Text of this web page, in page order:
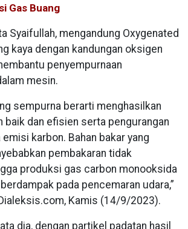
Gas Buang
Syaifullah, mengandung Oxygenated
kaya dengan kandungan oksigen
penyempurnaan
mesin.
sempurna berarti menghasilkan
baik dan efisien serta pengurangan
karbon. Bahan bakar yang
pembakaran tidak
produksi gas carbon monooksida
pada pencemaran udara,”
Kamis (14/9/2023).
dia, dengan partikel padatan hasil